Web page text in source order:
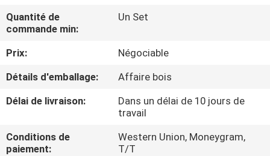
VISITE
D'USINE
CONTRÔLE
DE
QUALITÉ
Quantité de
commande min:
Un Set
Prix:
Négociable
Détails d'emballage:
Affaire bois
Délai de livraison:
Dans un délai de 10 jours de
travail
Conditions de
paiement:
Western Union, Moneygram,
T/T